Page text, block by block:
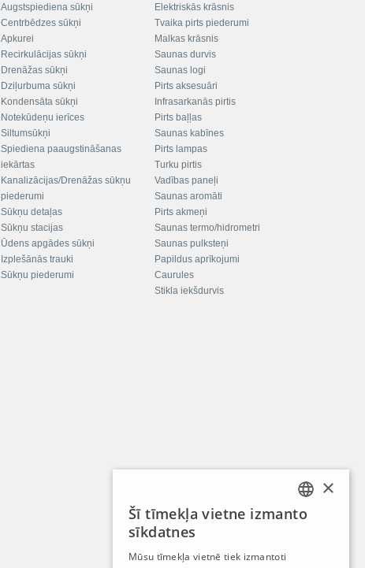
Augstspiediena sūkņi
Centrbēdzes sūkņi
Apkurei
Recirkulācijas sūkņi
Drenāžas sūkņi
Dziļurbuma sūkņi
Kondensāta sūkņi
Notekūdeņu ierīces
Siltumsūkņi
Spiediena paaugstināšanas
iekārtas
Kanalizācijas/Drenāžas sūkņu
piederumi
Sūkņu detaļas
Sūkņu stacijas
Ūdens apgādes sūkņi
Izplešānās trauki
Sūkņu piederumi
Elektriskās krāsnis
Tvaika pirts piederumi
Malkas krāsnis
Saunas durvis
Saunas logi
Pirts aksesuāri
Infrasarkanās pirtis
Pirts baļļas
Saunas kabīnes
Pirts lampas
Turku pirtis
Vadības paneļi
Saunas aromāti
Pirts akmeņi
Saunas termo/hidrometri
Saunas pulksteņi
Papildus aprīkojumi
Caurules
Stikla iekšdurvis
LATVIAN
×
Šī tīmekļa vietne izmanto
sīkdatnes
Mūsu tīmekļa vietnē tiek izmantoti